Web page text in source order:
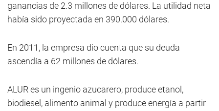
ganancias de 2.3 millones de dólares. La utilidad neta
había sido proyectada en 390.000 dólares.
En 2011, la empresa dio cuenta que su deuda
ascendía a 62 millones de dólares.
ALUR es un ingenio azucarero, produce etanol,
biodiesel, alimento animal y produce energía a partir